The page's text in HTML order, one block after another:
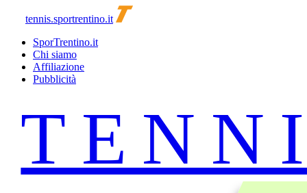
tennis.sportrentino.it
SporTrentino.it
Chi siamo
Affiliazione
Pubblicità